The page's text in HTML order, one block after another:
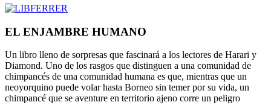
EL ENJAMBRE HUMANO
Un libro lleno de sorpresas que fascinará a los lectores de Harari y
Diamond. Uno de los rasgos que distinguen a una comunidad de
chimpancés de una comunidad humana es que, mientras que un
neoyorquino puede volar hasta Borneo sin temer por su vida, un
chimpancé que se aventure en territorio ajeno corre un peligro